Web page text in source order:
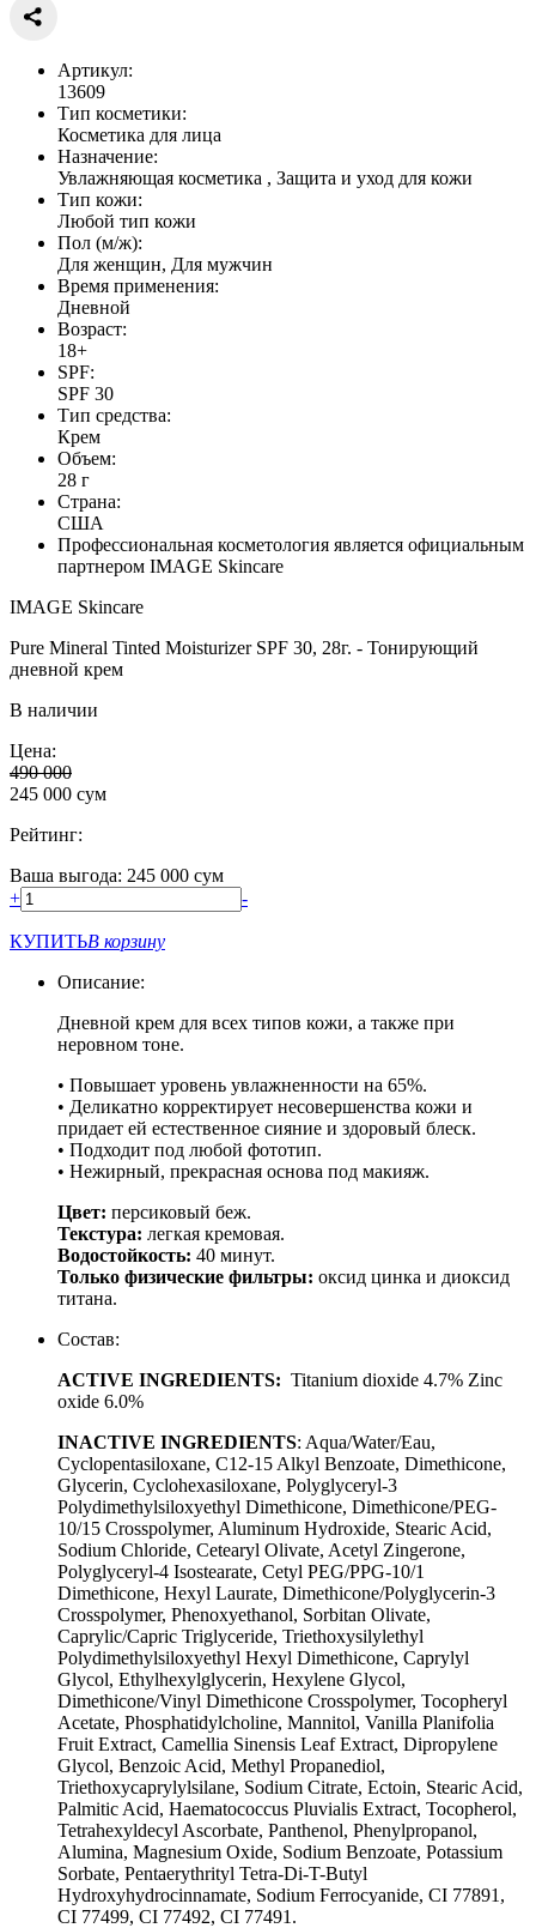
Артикул:
13609
Тип косметики:
Косметика для лица
Назначение:
Увлажняющая косметика , Защита и уход для кожи
Тип кожи:
Любой тип кожи
Пол (м/ж):
Для женщин, Для мужчин
Время применения:
Дневной
Возраст:
18+
SPF:
SPF 30
Тип средства:
Крем
Объем:
28 г
Страна:
США
Профессиональная косметология является официальным
партнером IMAGE Skincare
IMAGE Skincare
Pure Mineral Tinted Moisturizer SPF 30, 28г. - Тонирующий
дневной крем
В наличии
Цена:
490 000
245 000 сум
Рейтинг:
Ваша выгода: 245 000 сум
+
-
КУПИТЬВ корзину
Описание:
Дневной крем для всех типов кожи, а также при
неровном тоне.
• Повышает уровень увлажненности на 65%.
• Деликатно корректирует несовершенства кожи и
придает ей естественное сияние и здоровый блеск.
• Подходит под любой фототип.
• Нежирный, прекрасная основа под макияж.
Цвет: персиковый беж.
Текстура: легкая кремовая.
Водостойкость: 40 минут.
Только физические фильтры: оксид цинка и диоксид
титана.
Состав:
ACTIVE INGREDIENTS: Titanium dioxide 4.7% Zinc
oxide 6.0%
INACTIVE INGREDIENTS: Aqua/Water/Eau,
Cyclopentasiloxane, C12-15 Alkyl Benzoate, Dimethicone,
Glycerin, Cyclohexasiloxane, Polyglyceryl-3
Polydimethylsiloxyethyl Dimethicone, Dimethicone/PEG-
10/15 Crosspolymer, Aluminum Hydroxide, Stearic Acid,
Sodium Chloride, Cetearyl Olivate, Acetyl Zingerone,
Polyglyceryl-4 Isostearate, Cetyl PEG/PPG-10/1
Dimethicone, Hexyl Laurate, Dimethicone/Polyglycerin-3
Crosspolymer, Phenoxyethanol, Sorbitan Olivate,
Caprylic/Capric Triglyceride, Triethoxysilylethyl
Polydimethylsiloxyethyl Hexyl Dimethicone, Caprylyl
Glycol, Ethylhexylglycerin, Hexylene Glycol,
Dimethicone/Vinyl Dimethicone Crosspolymer, Tocopheryl
Acetate, Phosphatidylcholine, Mannitol, Vanilla Planifolia
Fruit Extract, Camellia Sinensis Leaf Extract, Dipropylene
Glycol, Benzoic Acid, Methyl Propanediol,
Triethoxycaprylylsilane, Sodium Citrate, Ectoin, Stearic Acid,
Palmitic Acid, Haematococcus Pluvialis Extract, Tocopherol,
Tetrahexyldecyl Ascorbate, Panthenol, Phenylpropanol,
Alumina, Magnesium Oxide, Sodium Benzoate, Potassium
Sorbate, Pentaerythrityl Tetra-Di-T-Butyl
Hydroxyhydrocinnamate, Sodium Ferrocyanide, CI 77891,
CI 77499, CI 77492, CI 77491.